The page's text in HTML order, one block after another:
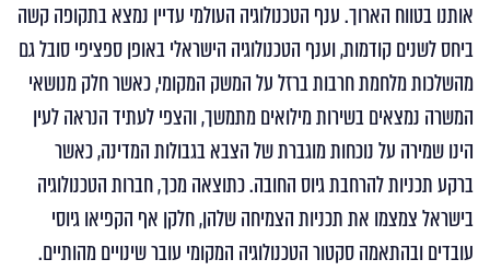
אותנו בטווח הארוך. ענף הטכנולוגיה העולמי עדיין נמצא בתקופה קשה
ביחס לשנים קודמות, וענף הטכנולוגיה הישראלי באופן ספציפי סובל גם
מהשלכות מלחמת חרבות ברזל על המשק המקומי, כאשר חלק מנושאי
המשרה נמצאים בשירות מילואים מתמשך, והצפי לעתיד הנראה לעין
הינו שמירה על נוכחות מוגברת של הצבא בגבולות המדינה, כאשר
ברקע תכניות להרחבת גיוס החובה. כתוצאה מכך, חברות הטכנולוגיה
בישראל צמצמו את תכניות הצמיחה שלהן, חלקן אף הקפיאו גיוסי
עובדים ובהתאמה סקטור הטכנולוגיה המקומי עובר שינויים מהותיים.